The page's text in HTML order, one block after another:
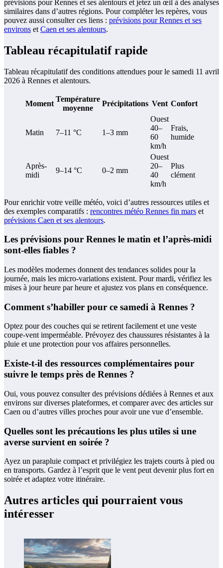
prévisions pour Rennes et ses alentours et jetez un œil à des analyses
similaires dans d’autres régions. Pour compléter les repères, vous
pouvez aussi consulter ces liens : prévisions pour Rennes et ses
environs et Caen et ses alentours.
Tableau récapitulatif rapide
Tableau récapitulatif des conditions attendues pour le samedi 11 avril
2026 à Rennes et alentours.
Moment
Température
moyenne
Précipitations Vent Confort
Matin 7–11 °C 1–3 mm
Ouest
40–
60
km/h
Frais,
humide
Après-
midi
9–14 °C 0–2 mm
Ouest
20–
40
km/h
Plus
clément
Pour enrichir votre veille météo, voici d’autres ressources utiles et
des exemples comparatifs : rencontres météo Rennes fin mars et
prévisions Caen et ses alentours.
Les prévisions pour Rennes le matin et l’après-midi
sont-elles fiables ?
Les modèles modernes donnent des tendances solides pour la
journée, mais les micro-variations existent. Pour mardi, vérifiez les
mises à jour heure par heure et ajustez vos plans en conséquence.
Comment s’habiller pour ce samedi à Rennes ?
Optez pour des couches qui se retirent facilement et une veste
coupe-vent imperméable. Prévoyez des chaussures résistantes à la
pluie et une protection pour vos affaires personnelles.
Existe-t-il des ressources complémentaires pour
suivre le temps près de Rennes ?
Oui, vous pouvez consulter des prévisions dédiées à Rennes et aux
environs sur diverses plateformes, et comparer avec des articles sur
Caen ou d’autres villes proches pour avoir une vue d’ensemble.
Quelles sont les précautions les plus utiles si une
averse survient en soirée ?
Ayez un parapluie compact et privilégiez les trajets courts à pied ou
en transports. Gardez à l’esprit que le vent peut devenir plus fort en
soirée et adaptez votre itinéraire.
Autres articles qui pourraient vous
intéresser